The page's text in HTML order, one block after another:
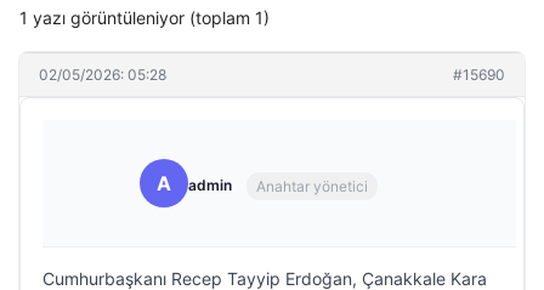
1 yazı görüntüleniyor (toplam 1)
02/05/2026: 05:28 #15690
A admin Anahtar yönetici
Cumhurbaşkanı Recep Tayyip Erdoğan, Çanakkale Kara